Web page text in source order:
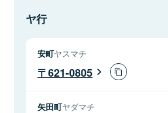
ヤ行
安町ヤスマチ
621-0805
矢田町ヤダマチ